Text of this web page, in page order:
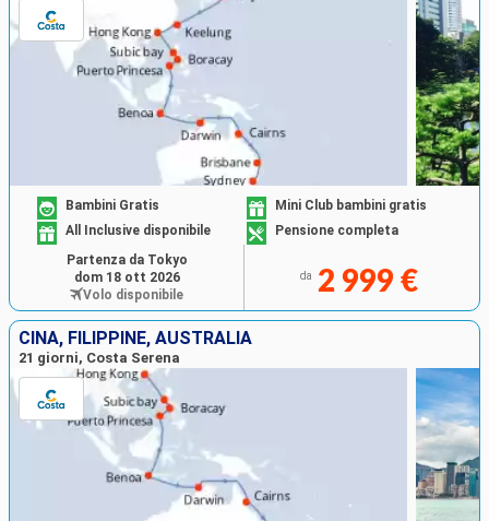
Porti
Ricerca
Bambini Gratis
Mini Club bambini gratis
All Inclusive disponibile
Pensione completa
da 2 999 €
Partenza da Tokyo
dom 18 ott 2026
Volo disponibile
CINA, FILIPPINE, AUSTRALIA
21 giorni, Costa Serena